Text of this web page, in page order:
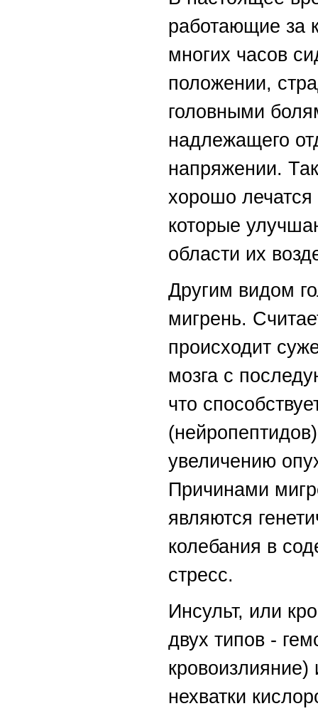
работающие за
многих часов
положении,
головными
надлежащего
напряжении.
хорошо
которые
области их
Другим видом
мигрень.
происходит
мозга с
что
увеличению
Причинами
являются
колебания в
стресс.
Инсульт, или
двух типов -
нехватки